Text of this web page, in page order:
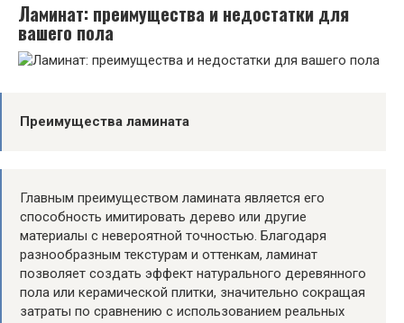
Ламинат: преимущества и недостатки для
вашего пола
Преимущества ламината
Главным преимуществом ламината является его
способность имитировать дерево или другие
материалы с невероятной точностью. Благодаря
разнообразным текстурам и оттенкам, ламинат
позволяет создать эффект натурального деревянного
пола или керамической плитки, значительно сокращая
затраты по сравнению с использованием реальных